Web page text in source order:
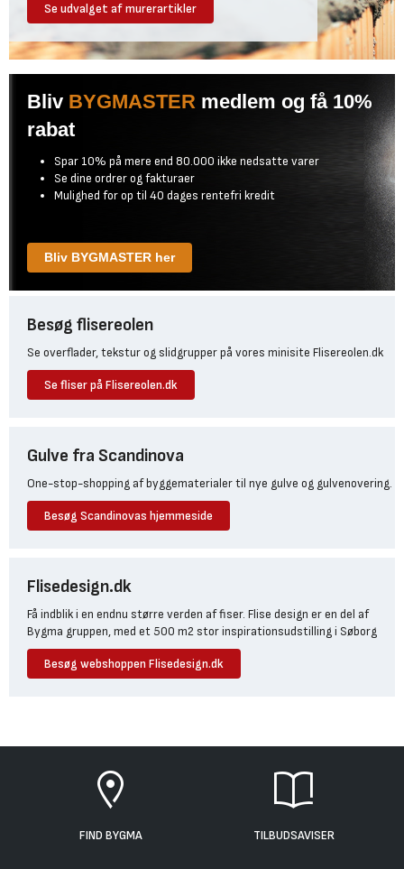
Se udvalget af murerartikler
Bliv BYGMASTER medlem og få 10%
rabat
Spar 10% på mere end 80.000 ikke nedsatte varer
Se dine ordrer og fakturaer
Mulighed for op til 40 dages rentefri kredit
Bliv BYGMASTER her
Besøg flisereolen
Se overflader, tekstur og slidgrupper på vores minisite Flisereolen.dk
Se fliser på Flisereolen.dk
Gulve fra Scandinova
One-stop-shopping af byggematerialer til nye gulve og gulvenovering.
Besøg Scandinovas hjemmeside
Flisedesign.dk
Få indblik i en endnu større verden af fiser. Flise design er en del af
Bygma gruppen, med et 500 m2 stor inspirationsudstilling i Søborg
Besøg webshoppen Flisedesign.dk
FIND BYGMA TILBUDSAVISER